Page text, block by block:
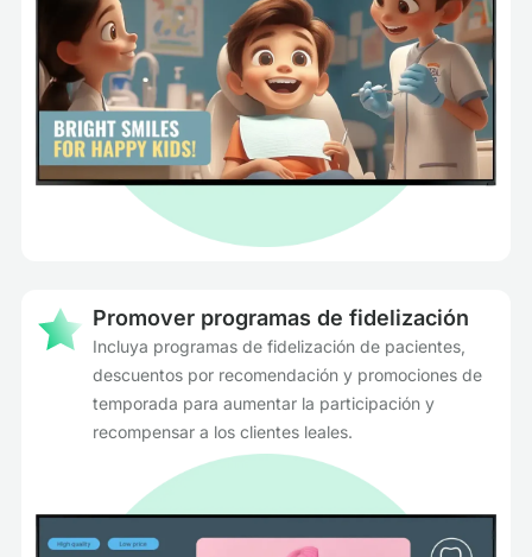
Promover programas de fidelización
Incluya programas de fidelización de pacientes,
descuentos por recomendación y promociones de
temporada para aumentar la participación y
recompensar a los clientes leales.